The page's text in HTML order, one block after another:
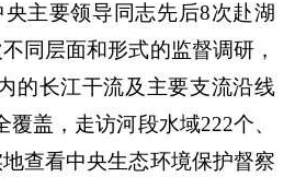
主要领导同志先后8次赴湖
同层面和形式的监督调研，
的长江干流及主要支流沿线
盖，走访河段水域222个、
查看中央生态环境保护督察